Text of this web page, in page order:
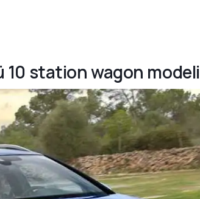
10 station wagon modeli